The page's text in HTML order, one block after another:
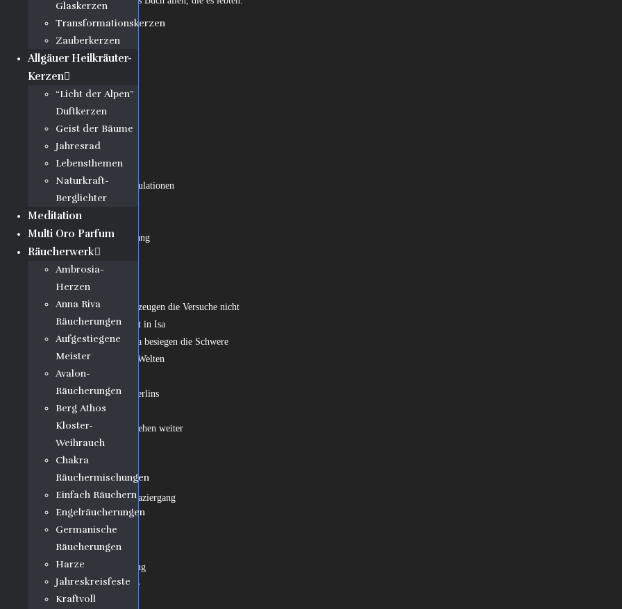
Glaskerzen
Transformationskerzen
Zauberkerzen
Allgäuer Heilkräuter-
Kerzen
“Licht der Alpen”
Duftkerzen
Geist der Bäume
Jahresrad
Lebensthemen
Naturkraft-
Berglichter
Meditation
Multi Oro Parfum
Räucherwerk
Ambrosia-
Herzen
Anna Riva
Räucherungen
Aufgestiegene
Meister
Avalon-
Räucherungen
Berg Athos
Kloster-
Weihrauch
Chakra
Räuchermischungen
Einfach Räuchern
Engelräucherungen
Germanische
Räucherungen
Harze
Jahreskreisfeste
Kraftvoll
– Der Verfasser
Inhalt:
1. Heimfahrt
2. Christnacht
3. Moderschatten
4. Bei Menz
5. Jahreswende
6. Tischrücken
7. Metaphysische Spekulationen
8. Rezitation
9. Kunstgespräch
10. Telepathischer Zwang
11. Magie der Zeichen
12. Bericht an Maro
13. Bloßer Zufall?
14. Fräulein Erna überzeugen die Versuche nicht
15. Ein Entschluss reift in Isa
16. Namen der Kabbala besiegen die Schwere
17. Zwei Briefe, zwei Welten
18. Taumelstunden
19. Auf den Spuren Merlins
20. Spuk
21. Die Experimente gehen weiter
22. Brief an Hellma
23. Erfüllung
24. Diabolisches Spiel
25. Nachdenklicher Spaziergang
26. Pläne
27. Zwiespalt
28. Pendelprobe
29. Nacht der Besinnung
30. Wieder zwei Briefe
31. Letzter Bummel